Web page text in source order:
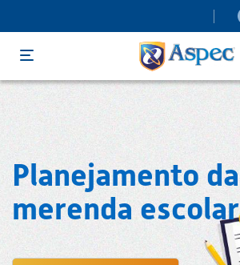
Menu
Planejamento da
merenda escolar